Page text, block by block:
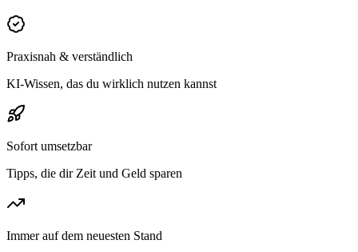
Praxisnah & verständlich
KI-Wissen, das du wirklich nutzen kannst
Sofort umsetzbar
Tipps, die dir Zeit und Geld sparen
Immer auf dem neuesten Stand